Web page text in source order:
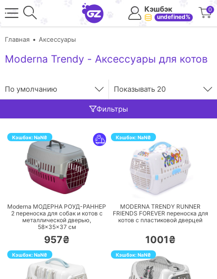
Кэшбэк
undefined%
0
Главная Аксессуары
Moderna Trendy - Аксессуары для котов
По умолчанию Показывать 20
Фильтры
Кэшбэк:NaN₴
ПЕРЕЙТИ
Moderna МОДЕРНА РОУД-РАННЕР
2 переноска для собак и котов с
металлической дверью,
58×35×37 см
957₴
Кэшбэк:NaN₴
ПЕРЕЙТИ
MODERNA TRENDY RUNNER
FRIENDS FOREVER переноска для
котов с пластиковой дверцей
1001₴
Кэшбэк:NaN₴ Кэшбэк:NaN₴